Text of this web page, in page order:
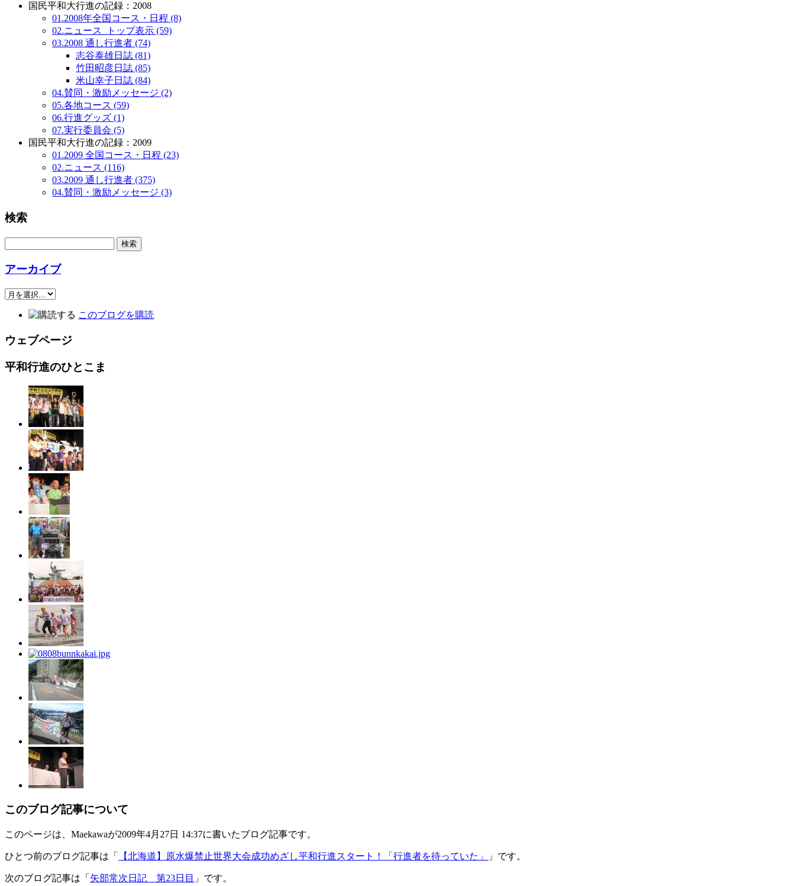
国民平和大行進の記録：2008
01.2008年全国コース・日程 (8)
02.ニュース_トップ表示 (59)
03.2008 通し行進者 (74)
志谷泰雄日誌 (81)
竹田昭彦日誌 (85)
米山幸子日誌 (84)
04.賛同・激励メッセージ (2)
05.各地コース (59)
06.行進グッズ (1)
07.実行委員会 (5)
国民平和大行進の記録：2009
01.2009 全国コース・日程 (23)
02.ニュース (116)
03.2009 通し行進者 (375)
04.賛同・激励メッセージ (3)
検索
アーカイブ
このブログを購読
ウェブページ
平和行進のひとこま
このブログ記事について
このページは、Maekawaが2009年4月27日 14:37に書いたブログ記事です。
ひとつ前のブログ記事は「 【北海道】原水爆禁止世界大会成功めざし平和行進スタート！「行進者を待っていた」 」です。
次のブログ記事は「 矢部常次日記 第23日目 」です。